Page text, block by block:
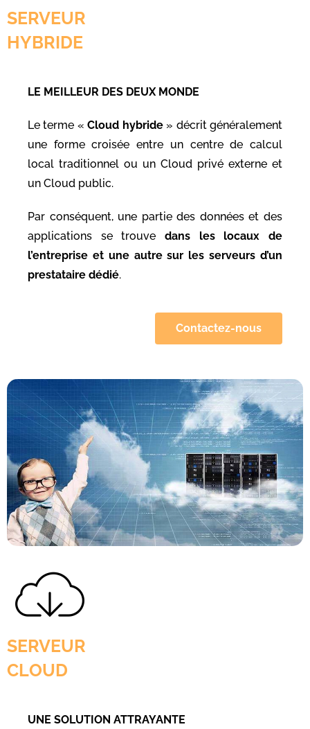
SERVEUR
HYBRIDE
LE MEILLEUR DES DEUX MONDE
Le terme « Cloud hybride» décrit généralement
une forme croisée entre un centre de calcul
local traditionnel ou un Cloud privé externe et
un Cloud public.
Par conséquent, une partie des données et des
applications se trouve dans les locaux de
l’entreprise et une autre sur les serveurs d’un
prestataire dédié.
Contactez-nous
SERVEUR
CLOUD
UNE SOLUTION ATTRAYANTE